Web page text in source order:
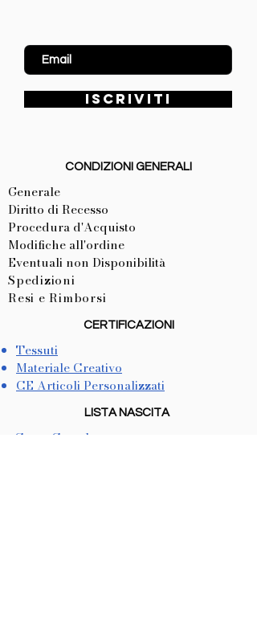
ISCRIVITI
CONDIZIONI GENERALI
Generale
Diritto di Recesso
Procedura d'Acquisto
Modifiche all'ordine
Eventuali non Disponibilità
Spedizioni
Resi e Rimborsi
CERTIFICAZIONI
Tessuti
Materiale Creativo
CE Articoli Personalizzati
LISTA NASCITA
Come Crearla